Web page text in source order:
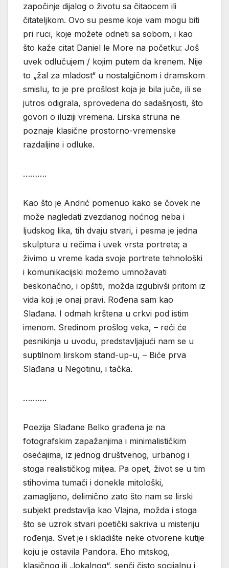
započinje dijalog o životu sa čitaocem ili
čitateljkom. Ovo su pesme koje vam mogu biti
pri ruci, koje možete odneti sa sobom, i kao
što kaže citat Daniel le More na početku: Još
uvek odlučujem / kojim putem da krenem. Nije
to „žal za mladost“ u nostalgičnom i dramskom
smislu, to je pre prošlost koja je bila juče, ili se
jutros odigrala, sprovedena do sadašnjosti, što
govori o iluziji vremena. Lirska struna ne
poznaje klasične prostorno-vremenske
razdaljine i odluke.
……….
Kao što je Andrić pomenuo kako se čovek ne
može nagledati zvezdanog noćnog neba i
ljudskog lika, tih dvaju stvari, i pesma je jedna
skulptura u rečima i uvek vrsta portreta; a
živimo u vreme kada svoje portrete tehnološki
i komunikacijski možemo umnožavati
beskonačno, i opštiti, možda izgubivši pritom iz
vida koji je onaj pravi. Rođena sam kao
Slađana. I odmah krštena u crkvi pod istim
imenom. Sredinom prošlog veka, – reći će
pesnikinja u uvodu, predstavljajući nam se u
suptilnom lirskom stand-up-u, – Biće prva
Slađana u Negotinu, i tačka.
……….
Poezija Slađane Belko građena je na
fotografskim zapažanjima i minimalističkim
osećajima, iz jednog društvenog, urbanog i
stoga realističkog miljea. Pa opet, život se u tim
stihovima tumači i donekle mitološki,
zamagljeno, delimično zato što nam se lirski
subjekt predstavlja kao Vlajna, možda i stoga
što se uzrok stvari poetički sakriva u misteriju
rođenja. Svet je i skladište neke otvorene kutije
koju je ostavila Pandora. Eho mitskog,
klasičnog ili „lokalnog“, senči čisto socijalnu i